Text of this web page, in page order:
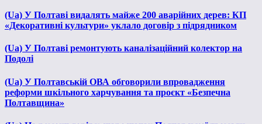
(Ua) У Полтаві видалять майже 200 аварійних дерев: КП
«Декоративні культури» уклало договір з підрядником
(Ua) У Полтаві ремонтують каналізаційний колектор на
Подолі
(Ua) У Полтавській ОВА обговорили впровадження
реформи шкільного харчування та проєкт «Безпечна
Полтавщина»